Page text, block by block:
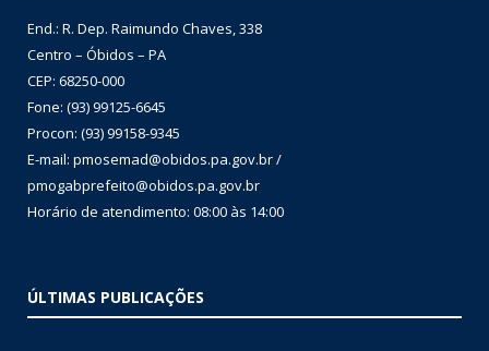
End.: R. Dep. Raimundo Chaves, 338
Centro – Óbidos – PA
CEP: 68250-000
Fone: (93) 99125-6645
Procon: (93) 99158-9345
E-mail: pmosemad@obidos.pa.gov.br /
pmogabprefeito@obidos.pa.gov.br
Horário de atendimento: 08:00 às 14:00
ÚLTIMAS PUBLICAÇÕES